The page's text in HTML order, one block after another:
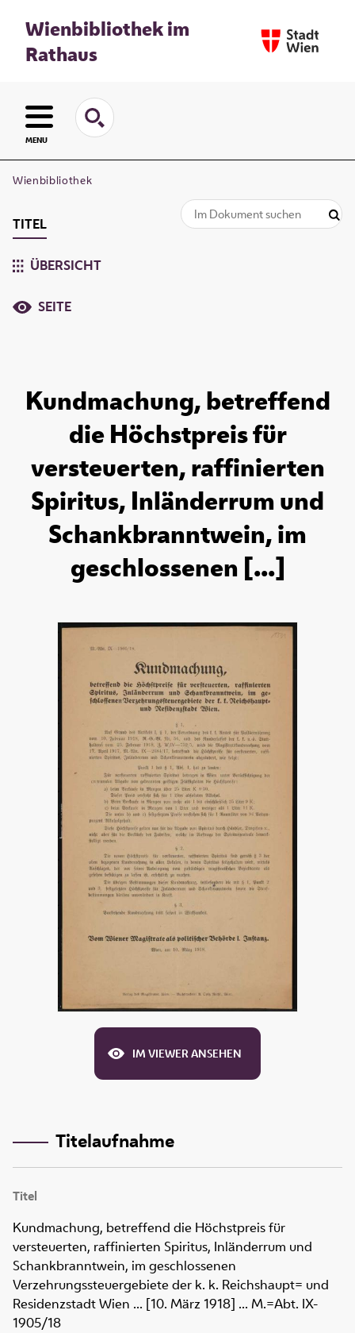
Wienbibliothek im
Rathaus
MENU
Wienbibliothek
TITEL
ÜBERSICHT
SEITE
Kundmachung, betreffend
die Höchstpreis für
versteuerten, raffinierten
Spiritus, Inländerrum und
Schankbranntwein, im
geschlossenen [...]
IM VIEWER ANSEHEN
Titelaufnahme
Titel
Kundmachung, betreffend die Höchstpreis für
versteuerten, raffinierten Spiritus, Inländerrum und
Schankbranntwein, im geschlossenen
Verzehrungssteuergebiete der k. k. Reichshaupt= und
Residenzstadt Wien ... [10. März 1918] ... M.=Abt. IX-
1905/18